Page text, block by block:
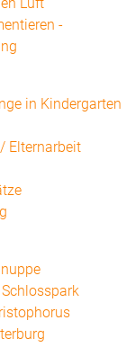
-
in Kindergarten
Elternarbeit